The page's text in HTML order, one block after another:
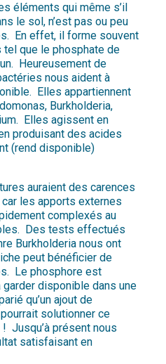
éléments qui même s’il
le sol, n’est pas ou peu
En effet, il forme souvent
que le phosphate de
Heureusement de
nous aident à
Elles appartiennent
Burkholderia,
Elles agissent en
produisant des acides
(rend disponible)
auraient des carences
les apports externes
complexés au
Des tests effectués
Burkholderia nous ont
peut bénéficier de
Le phosphore est
garder disponible dans une
qu’un ajout de
solutionner ce
Jusqu’à présent nous
satisfaisant en